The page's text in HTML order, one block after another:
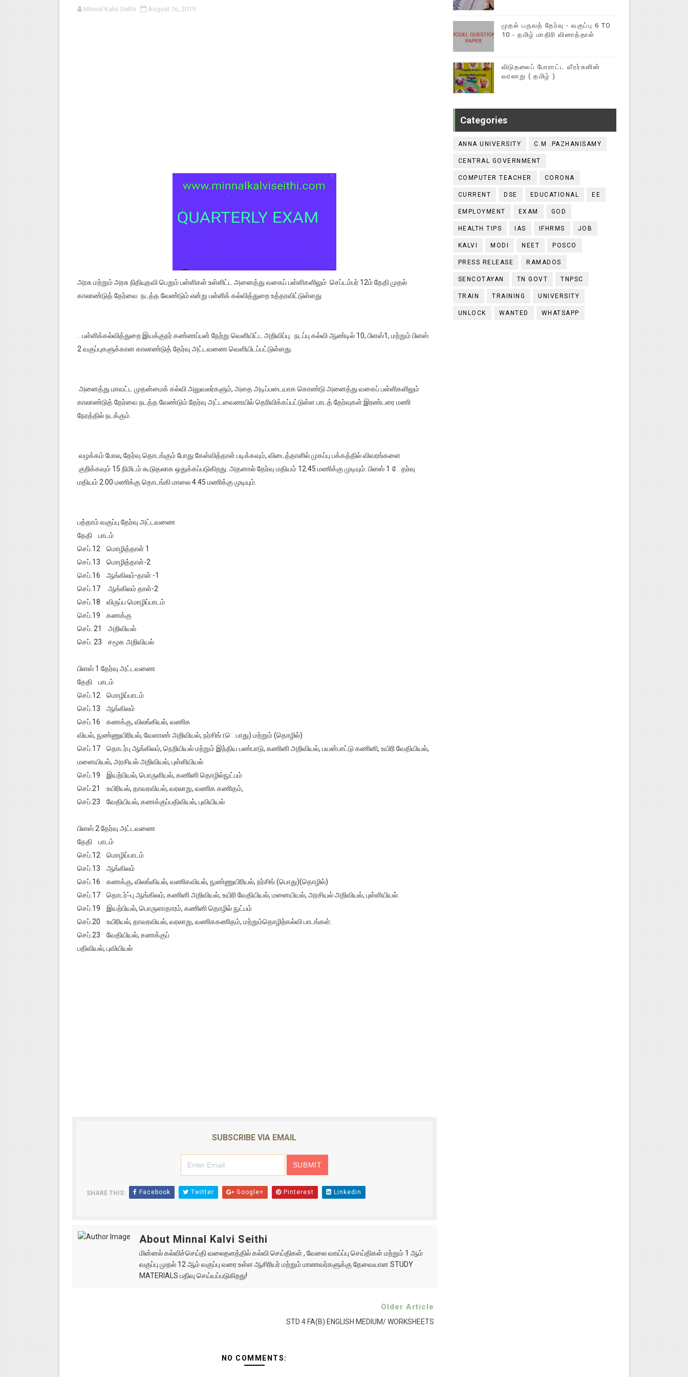
பள்ளி காலை வழிபாட்டுச் செயல்பாடுகள் - டிசம்பர் 17
Minnal Kalvi Seithi August 16, 2019
அரசு மற்றும் அரசு நிதியுதவி பெறும் பள்ளிகள் உள்ளிட்ட அனைத்து வகைப் பள்ளிகளிலும் செப்டம்பர் 12ம் தேதி முதல்
காலாண்டுத் தேர்வை நடத்த வேண்டும் என்று பள்ளிக் கல்வித்துறை உத்தரவிட்டுள்ளது
. பள்ளிக்கல்வித்துறை இயக்குநர் கண்ணப்பன் நேற்று வெளியிட்ட அறிவிப்பு: நடப்பு கல்வி ஆண்டில் 10, பிளஸ்1, மற்றும் பிளஸ்
2 வகுப்புகளுக்கான காலாண்டுத் தேர்வு அட்டவணை வெளியிடப்பட்டுள்ளது.
அனைத்து மாவட்ட முதன்மைக் கல்வி அலுவலர்களும், அதை அடிப்படையாக கொண்டு அனைத்து வகைப் பள்ளிகளிலும்
காலாண்டுத் தேர்வை நடத்த வேண்டும்.தேர்வு அட்டவைணயில் தெரிவிக்கப்பட்டுள்ள பாடத் தேர்வுகள் இரண்டரை மணி
நேரத்தில் நடக்கும்.
வழக்கம் போல, தேர்வு தொடங்கும் போது கேள்வித்தாள் படிக்கவும், விடைத்தாளில் முகப்பு பக்கத்தில் விவரங்களை
குறிக்கவும் 15 நிமிடம் கூடுதலாக ஒதுக்கப்படுகிறது. அதனால் தேர்வு மதியம் 12.45 மணிக்கு முடியும். பிளஸ் 1 ேதர்வு
மதியம் 2.00 மணிக்கு தொடங்கி மாலை 4.45 மணிக்கு முடியும்.
பத்தாம் வகுப்பு தேர்வு அட்டவணை
தேதி பாடம்
செப்.12 மொழித்தாள் 1
செப்.13 மொழித்தாள்-2
செப்.16 ஆங்கிலம்-தாள் -1
செப்.17 ஆங்கிலம் தாள்-2
செப்.18 விருப்ப மொழிப்பாடம்
செப்.19 கணக்கு
செப். 21 அறிவியல்
செப். 23 சமூக அறிவியல்
பிளஸ் 1 தேர்வு அட்டவணை
தேதி பாடம்
செப்.12 மொழிப்பாடம்
செப்.13 ஆங்கிலம்
செப்.16 கணக்கு, விலங்கியல், வணிக
வியல், நுண்ணுயிரியல், வேளாண் அறிவியல், நர்சிங் (ெபாது) மற்றும் (தொழில்)
செப்.17 தொடர்பு ஆங்கிலம், நெறியியல் மற்றும் இந்திய பண்பாடு, கணினி அறிவியல், பயன்பாட்டு கணினி, உயிரி வேதியியல்,
மனையியல், அரசியல் அறிவியல், புள்ளியியல்
செப்.19 இயற்பியல், பொருளியல், கணினி தொழில்நுட்பம்
செப்.21 உயிரியல், தாவரவியல், வரலாறு, வணிக கணிதம்,
செப்.23 வேதியியல், கணக்குப்பதிவியல், புவியியல்
பிளஸ் 2 தேர்வு அட்டவணை
தேதி பாடம்
செப்.12 மொழிப்பாடம்
செப்.13 ஆங்கிலம்
செப்.16 கணக்கு, விலங்கியல், வணிகவியல், நுண்ணுயிரியல், நர்சிங் (பொது)(தொழில்)
செப்.17 தொடர்–்பு ஆங்கிலம், கணினி அறிவியல், உயிரி வேதியியல், மனையியல், அரசியல் அறிவியல், புள்ளியியல்.
செப்.19 இயற்பியல், பொருளாதாரம், கணினி தொழில் நுட்பம்
செப்.20 உயிரியல், தாவரவியல், வரலாறு, வணிககணிதம், மற்றும்தொழிற்கல்வி பாடங்கள்.
செப்.23 வேதியியல், கணக்குப்
பதிவியல், புவியியல்
SUBSCRIBE VIA EMAIL
SHARE THIS: Facebook Twitter Google+ Pinterest Linkedin
About Minnal Kalvi Seithi
மின்னல் கல்விச்செய்தி வலைதளத்தில் கல்வி செய்திகள் , வேலை வாய்ப்பு செய்திகள் மற்றும் 1 ஆம்
வகுப்பு முதல் 12 ஆம் வகுப்பு வரை உள்ள ஆசிரியர் மற்றும் மாணவர்களுக்கு தேவையான STUDY
MATERIALS பதிவு செய்யப்படுகிறது!
Older Article
STD 4 FA(B) ENGLISH MEDIUM/ WORKSHEETS
NO COMMENTS:
முதல் பருவத் தேர்வு - வகுப்பு 6 TO
10 - தமிழ் மாதிரி வினாத்தாள்
விடுதலைப் போராட்ட வீரர்களின்
வரலாறு ( தமிழ் )
Categories
ANNA UNIVERSITY C.M .PAZHANISAMY
CENTRAL GOVERNMENT
COMPUTER TEACHER CORONA
CURRENT DSE EDUCATIONAL EE
EMPLOYMENT EXAM GOD
HEALTH TIPS IAS IFHRMS JOB
KALVI MODI NEET POSCO
PRESS RELEASE RAMADOS
SENCOTAYAN TN GOVT TNPSC
TRAIN TRAINING UNIVERSITY
UNLOCK WANTED WHATSAPP